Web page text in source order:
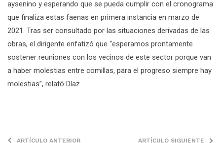
aysenino y esperando que se pueda cumplir con el cronograma
que finaliza estas faenas en primera instancia en marzo de
2021. Tras ser consultado por las situaciones derivadas de las
obras, el dirigente enfatizó que “esperamos prontamente
sostener reuniones con los vecinos de este sector porque van
a haber molestias entre comillas, para el progreso siempre hay
molestias”, relató Díaz.
ARTÍCULO ANTERIOR ARTÍCULO SIGUIENTE